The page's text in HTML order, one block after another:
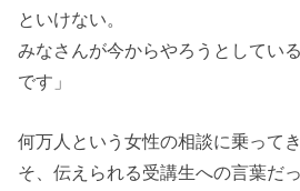
といけない。
みなさんが今からやろうとしてい
です」
何万人という女性の相談に乗って
そ、伝えられる受講生への言葉だっ